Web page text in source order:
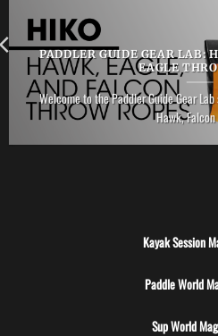
PADDLER GUIDE GEAR LAB:
EAGLE
Welcome to the Paddler Guide Gear
Hawk,
Kayak Session
Paddle World
Sup World Mag